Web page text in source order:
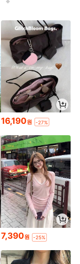
16,190원 -27%
7,390원 -25%